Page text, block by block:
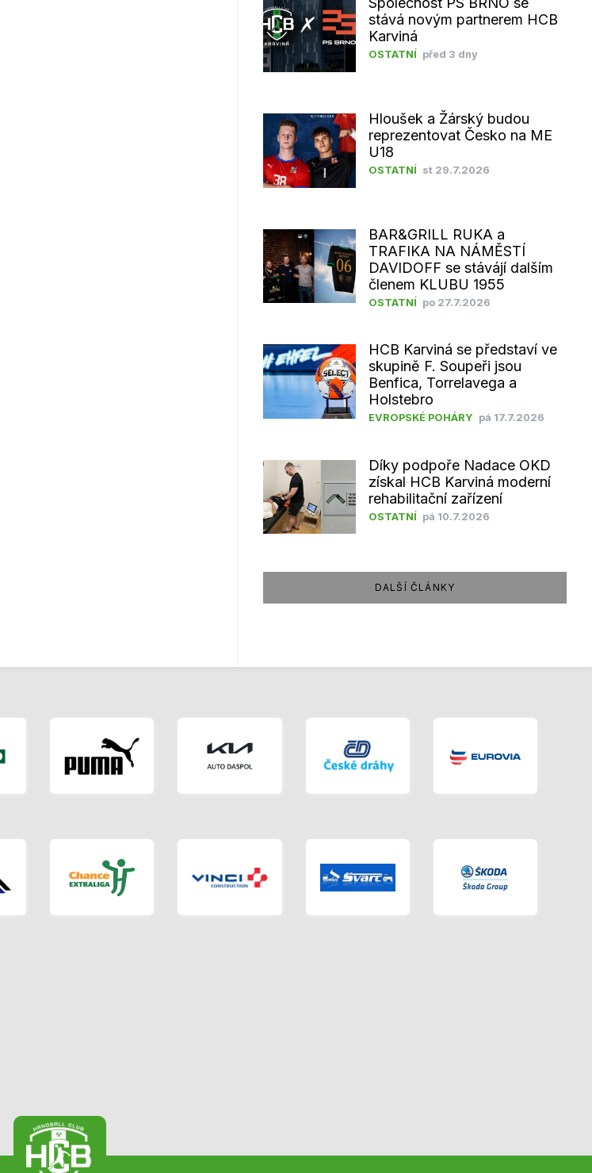
stává novým partnerem HCB
Karviná
OSTATNÍ před 3 dny
Hloušek a Žárský budou
reprezentovat Česko na ME
U18
OSTATNÍ st 29.7.2026
BAR&GRILL RUKA a
TRAFIKA NA NÁMĚSTÍ
DAVIDOFF se stávájí dalším
členem KLUBU 1955
OSTATNÍ po 27.7.2026
HCB Karviná se představí ve
skupině F. Soupeři jsou
Benfica, Torrelavega a
Holstebro
EVROPSKÉ POHÁRY pá 17.7.2026
Díky podpoře Nadace OKD
získal HCB Karviná moderní
rehabilitační zařízení
OSTATNÍ pá 10.7.2026
DALŠÍ ČLÁNKY